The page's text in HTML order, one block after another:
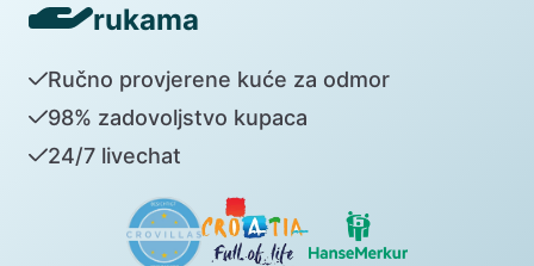
rukama
Ručno provjerene kuće za odmor
98% zadovoljstvo kupaca
24/7 livechat